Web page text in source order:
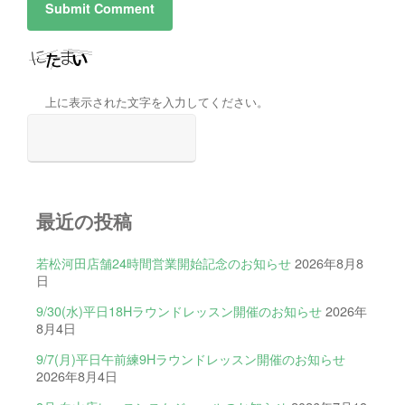
上に表示された文字を入力してください。
最近の投稿
若松河田店舗24時間営業開始記念のお知らせ 2026年8月8
日
9/30(水)平日18Hラウンドレッスン開催のお知らせ 2026年
8月4日
9/7(月)平日午前練9Hラウンドレッスン開催のお知らせ
2026年8月4日